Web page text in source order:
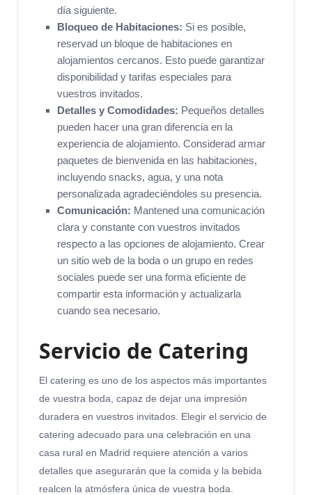
día siguiente.
Bloqueo de Habitaciones: Si es posible,
reservad un bloque de habitaciones en
alojamientos cercanos. Esto puede garantizar
disponibilidad y tarifas especiales para
vuestros invitados.
Detalles y Comodidades: Pequeños detalles
pueden hacer una gran diferencia en la
experiencia de alojamiento. Considerad armar
paquetes de bienvenida en las habitaciones,
incluyendo snacks, agua, y una nota
personalizada agradeciéndoles su presencia.
Comunicación: Mantened una comunicación
clara y constante con vuestros invitados
respecto a las opciones de alojamiento. Crear
un sitio web de la boda o un grupo en redes
sociales puede ser una forma eficiente de
compartir esta información y actualizarla
cuando sea necesario.
Servicio de Catering
El catering es uno de los aspectos más importantes
de vuestra boda, capaz de dejar una impresión
duradera en vuestros invitados. Elegir el servicio de
catering adecuado para una celebración en una
casa rural en Madrid requiere atención a varios
detalles que asegurarán que la comida y la bebida
realcen la atmósfera única de vuestra boda.